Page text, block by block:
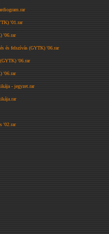
'01.rar
'06.rar
és felszívás (GYTK) '06.rar
'06.rar
'06.rar
- jegyzet.rar
'02.rar